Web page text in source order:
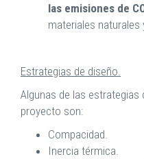
las emisiones de
materiales naturales
Estrategias de diseño.
Algunas de las
proyecto son:
Compacidad.
Inercia térmica.